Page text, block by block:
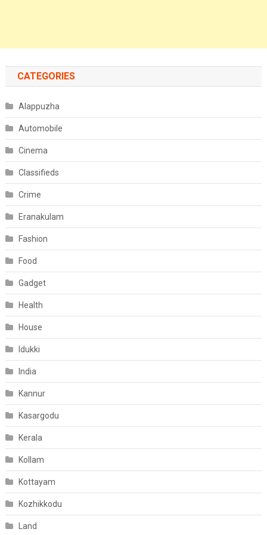
CATEGORIES
Alappuzha
Automobile
Cinema
Classifieds
Crime
Eranakulam
Fashion
Food
Gadget
Health
House
Idukki
India
Kannur
Kasargodu
Kerala
Kollam
Kottayam
Kozhikkodu
Land